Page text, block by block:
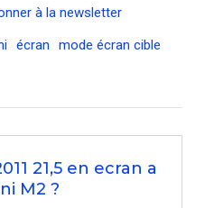
à la newsletter
écran
mode écran cible
21,5 en ecran a
M2 ?